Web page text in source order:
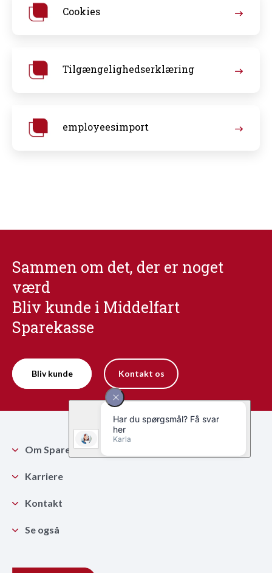
Cookies
Tilgængelighedserklæring
employeesimport
Sammen om det, der er noget
værd
Bliv kunde i Middelfart
Sparekasse
Bliv kunde Kontakt os
Om Sparekassen
Karriere
Kontakt
Se også